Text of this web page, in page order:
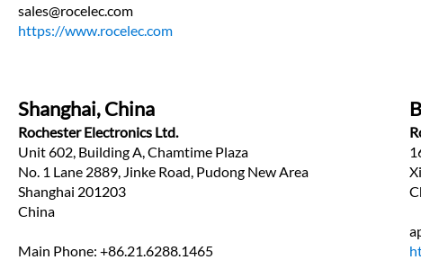
sales@rocelec.com
https://www.rocelec.com
Shanghai, China
Rochester Electronics Ltd.
Unit 602, Building A, Chamtime Plaza
No. 1 Lane 2889, Jinke Road, Pudong New Area
Shanghai 201203
China
Main Phone: +86.21.6288.1465